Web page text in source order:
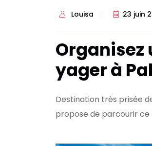
Louisa 23 juin
Organisez
yager à
Destination très prisée
propose de parcourir ce